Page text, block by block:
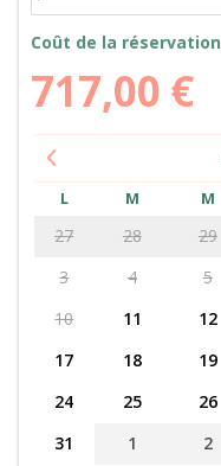
Coût de la réservation
717,00 €
L M M
27 28 29
3
4 5
10
11 12
17
18 19
24
25 26
31
1 2